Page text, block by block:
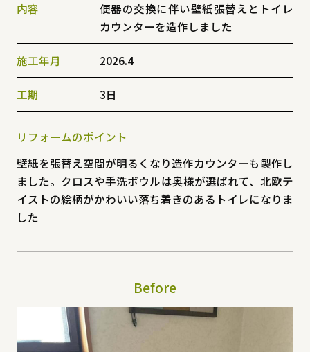
内容
便器の交換に伴い壁紙張替えとトイレ
カウンターを造作しました
施工年月 2026.4
工期 3日
リフォームのポイント
壁紙を張替え空間が明るくなり造作カウンターも製作し
ました。クロスや手洗ボウルは奥様が選ばれて、北欧テ
イストの絵柄がかわいい落ち着きのあるトイレになりま
した
Before